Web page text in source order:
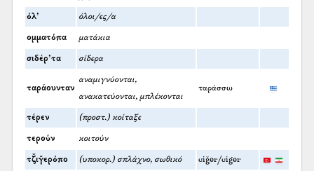
όλ’ όλοι/ες/α
ομματόπα ματάκια
σιδέρ’τα σίδερα
ταράουνταν
αναμιγνύονται,
ανακατεύονται, μπλέκονται
ταράσσω
τέρεν (προστ.) κοίταξε
τερούν κοιτούν
τζ̌ιγ̆ερόπο (υποκορ.) σπλάχνο, σωθικό ciğer/ciger